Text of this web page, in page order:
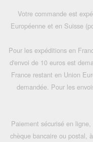
Votre commande est
Européenne et en Suisse
Pour les expéditions en
d'envoi de 10 euros est
France restant en Union
demandée. Pour les
Paiement sécurisé en
chèque bancaire ou postal,